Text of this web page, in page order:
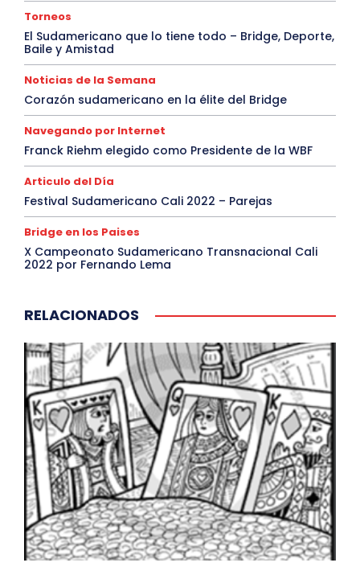
Torneos
El Sudamericano que lo tiene todo – Bridge, Deporte,
Baile y Amistad
Noticias de la Semana
Corazón sudamericano en la élite del Bridge
Navegando por Internet
Franck Riehm elegido como Presidente de la WBF
Articulo del Día
Festival Sudamericano Cali 2022 – Parejas
Bridge en los Paises
X Campeonato Sudamericano Transnacional Cali
2022 por Fernando Lema
RELACIONADOS